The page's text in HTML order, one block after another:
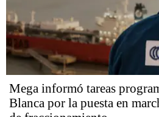
Mega informó tareas
Blanca por la puesta en